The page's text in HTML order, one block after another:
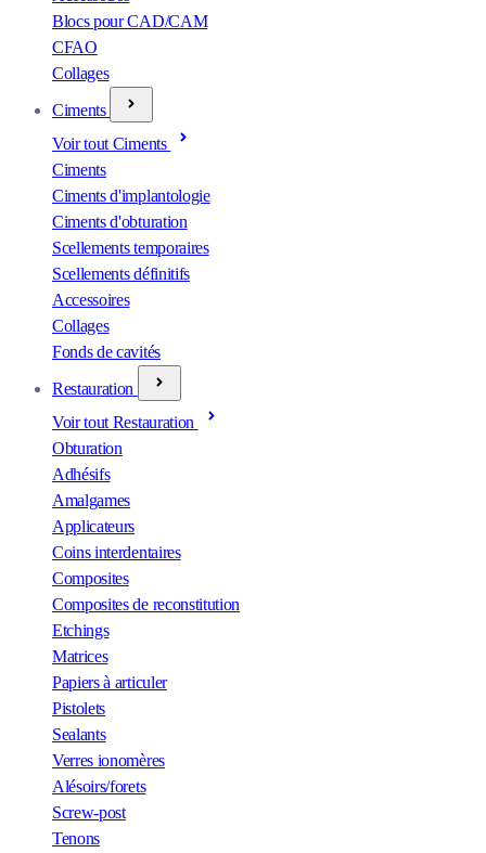
Blocs pour CAD/CAM
CFAO
Collages
Ciments
Voir tout Ciments
Ciments
Ciments d'implantologie
Ciments d'obturation
Scellements temporaires
Scellements définitifs
Accessoires
Collages
Fonds de cavités
Restauration
Voir tout Restauration
Obturation
Adhésifs
Amalgames
Applicateurs
Coins interdentaires
Composites
Composites de reconstitution
Etchings
Matrices
Papiers à articuler
Pistolets
Sealants
Verres ionomères
Alésoirs/forets
Screw-post
Tenons